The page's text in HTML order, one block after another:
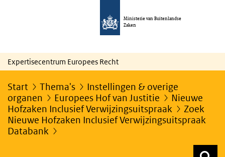
Ministerie van Buitenlandse
Zaken
Expertisecentrum Europees Recht
Start Thema's
Instellingen & overige
organen
Europees Hof van Justitie
Nieuwe
Hofzaken Inclusief Verwijzingsuitspraak
Zoek
Nieuwe Hofzaken Inclusief Verwijzingsuitspraak
Databank